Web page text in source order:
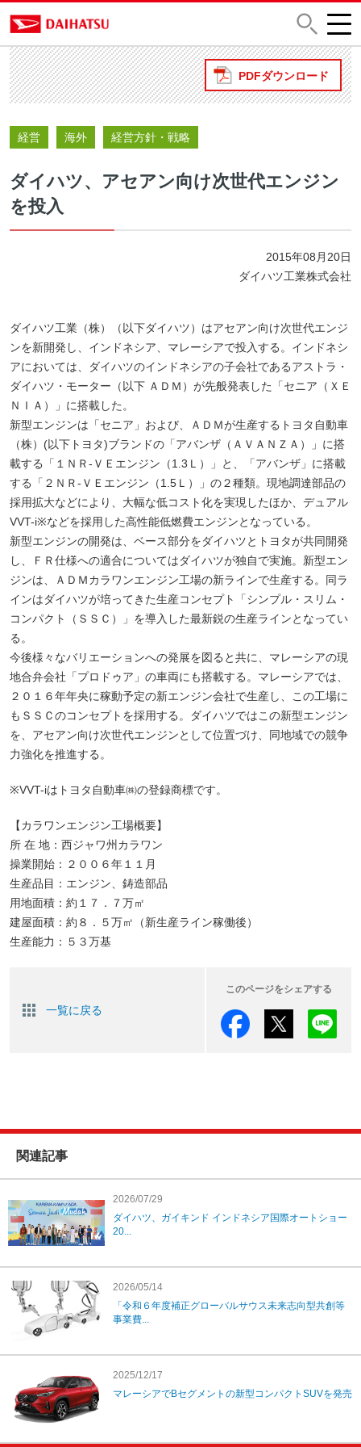
PDFダウンロード
経営 海外 経営方針・戦略
ダイハツ、アセアン向け次世代エンジン
を投入
2015年08月20日
ダイハツ工業株式会社
ダイハツ工業（株）（以下ダイハツ）はアセアン向け次世代エンジ
ンを新開発し、インドネシア、マレーシアで投入する。インドネシ
アにおいては、ダイハツのインドネシアの子会社であるアストラ・
ダイハツ・モーター（以下 ＡＤＭ）が先般発表した「セニア（ＸＥ
ＮＩＡ）」に搭載した。
新型エンジンは「セニア」および、ＡＤＭが生産するトヨタ自動車
（株）(以下トヨタ)ブランドの「アバンザ（ＡＶＡＮＺＡ）」に搭
載する「１ＮＲ-ＶＥエンジン（1.3Ｌ）」と、「アバンザ」に搭載
する「２ＮＲ-ＶＥエンジン（1.5Ｌ）」の２種類。現地調達部品の
採用拡大などにより、大幅な低コスト化を実現したほか、デュアル
VVT-i※などを採用した高性能低燃費エンジンとなっている。
新型エンジンの開発は、ベース部分をダイハツとトヨタが共同開発
し、ＦＲ仕様への適合についてはダイハツが独自で実施。新型エン
ジンは、ＡＤＭカラワンエンジン工場の新ラインで生産する。同ラ
インはダイハツが培ってきた生産コンセプト「シンプル・スリム・
コンパクト（ＳＳＣ）」を導入した最新鋭の生産ラインとなってい
る。
今後様々なバリエーションへの発展を図ると共に、マレーシアの現
地合弁会社「プロドゥア」の車両にも搭載する。マレーシアでは、
２０１６年年央に稼動予定の新エンジン会社で生産し、この工場に
もＳＳＣのコンセプトを採用する。ダイハツではこの新型エンジン
を、アセアン向け次世代エンジンとして位置づけ、同地域での競争
力強化を推進する。
※VVT-iはトヨタ自動車㈱の登録商標です。
【カラワンエンジン工場概要】
所 在 地：西ジャワ州カラワン
操業開始：２００６年１１月
生産品目：エンジン、鋳造部品
用地面積：約１７．７万㎡
建屋面積：約８．５万㎡（新生産ライン稼働後）
生産能力：５３万基
一覧に戻る
このページをシェアする
関連記事
2026/07/29
ダイハツ、ガイキンド インドネシア国際オートショー
20...
2026/05/14
「令和６年度補正グローバルサウス未来志向型共創等
事業費...
2025/12/17
マレーシアでBセグメントの新型コンパクトSUVを発売